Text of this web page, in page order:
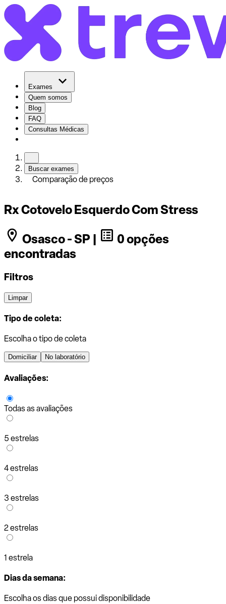
Exames
Quem somos
Blog
FAQ
Consultas Médicas
Buscar exames
Comparação de preços
Rx Cotovelo Esquerdo Com Stress
Osasco - SP |
0 opções
encontradas
Filtros
Limpar
Tipo de coleta:
Escolha o tipo de coleta
Domiciliar No laboratório
Avaliações:
Todas as avaliações
5 estrelas
4 estrelas
3 estrelas
2 estrelas
1 estrela
Dias da semana:
Escolha os dias que possui disponibilidade